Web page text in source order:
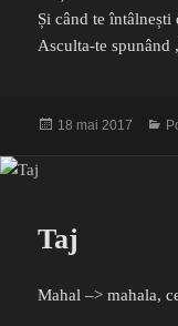
Și când te
Asculta-te spunând
Publicat
18 mai 2017
Taj
Mahal –> mahala,